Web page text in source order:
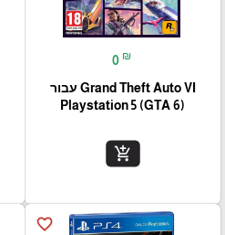
0 ₪
Grand Theft Auto VI עבור
(Playstation 5 (GTA 6
add_shopping_cart
favorite_border